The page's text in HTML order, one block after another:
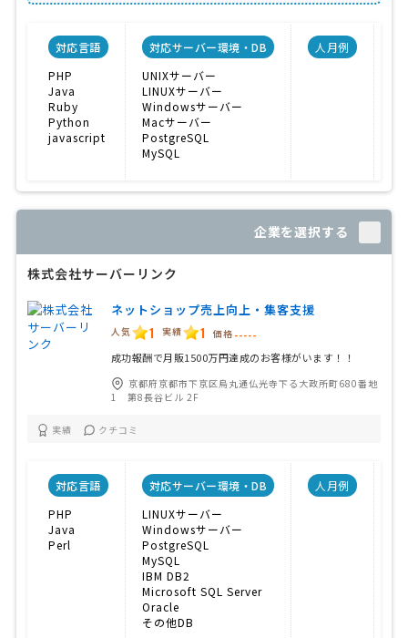
対応言語
PHP
Java
Ruby
Python
javascript
対応サーバー環境・DB
UNIXサーバー
LINUXサーバー
Windowsサーバー
Macサーバー
PostgreSQL
MySQL
人月例
企業を選択する
株式会社サーバーリンク
ネットショップ売上向上・集客支援
人気 1 実績 1 価格 -----
成功報酬で月販1500万円達成のお客様がいます！！
京都府京都市下京区烏丸通仏光寺下る大政所町680番地
1 第8長谷ビル 2F
実績 クチコミ
対応言語
PHP
Java
Perl
対応サーバー環境・DB
LINUXサーバー
Windowsサーバー
PostgreSQL
MySQL
IBM DB2
Microsoft SQL Server
Oracle
その他DB
人月例